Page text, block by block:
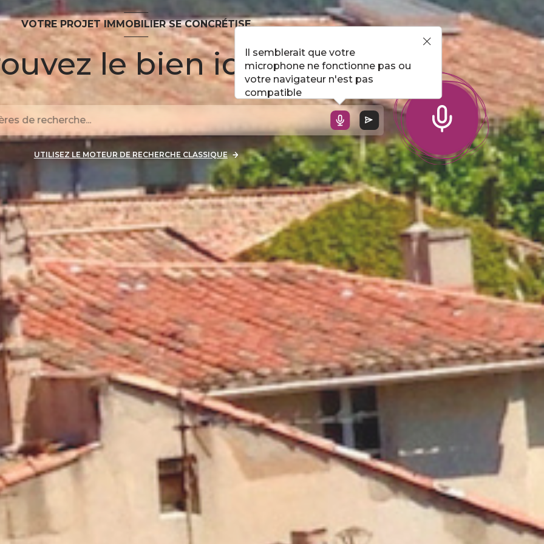
VOTRE PROJET IMMOBILIER SE CONCRÉTISE
le bien idéal !Il semblerait que votre
microphone ne fonctionne pas ou
votre navigateur n'est pas
compatible
UTILISEZ LE MOTEUR DE RECHERCHE CLASSIQUE